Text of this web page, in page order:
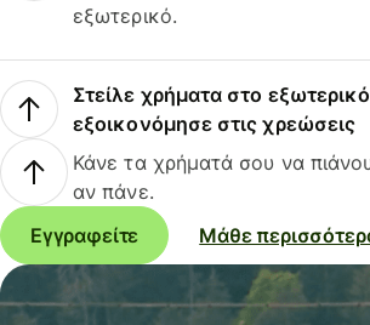
εξωτερικό.
Στείλε χρήματα στο
εξοικονόμησε στις χρεώσεις
Κάνε τα χρήματά σου να
αν πάνε.
Εγγραφείτε
Μάθε